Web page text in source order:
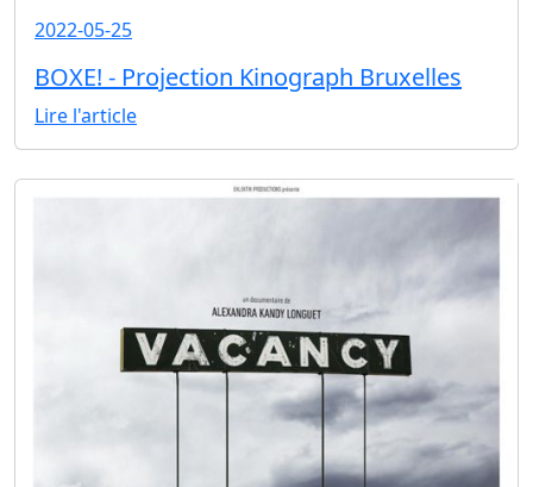
2022-05-25
BOXE! - Projection Kinograph Bruxelles
Lire l'article